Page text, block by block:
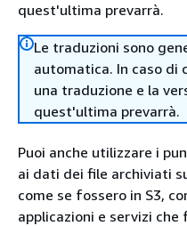
quest'ultima prevarrà.
Le traduzioni sono
automatica. In caso
una traduzione e la
quest'ultima prevarrà.
Puoi anche utilizzare i
ai dati dei file archiviati
come se fossero in S3,
applicazioni e servizi che